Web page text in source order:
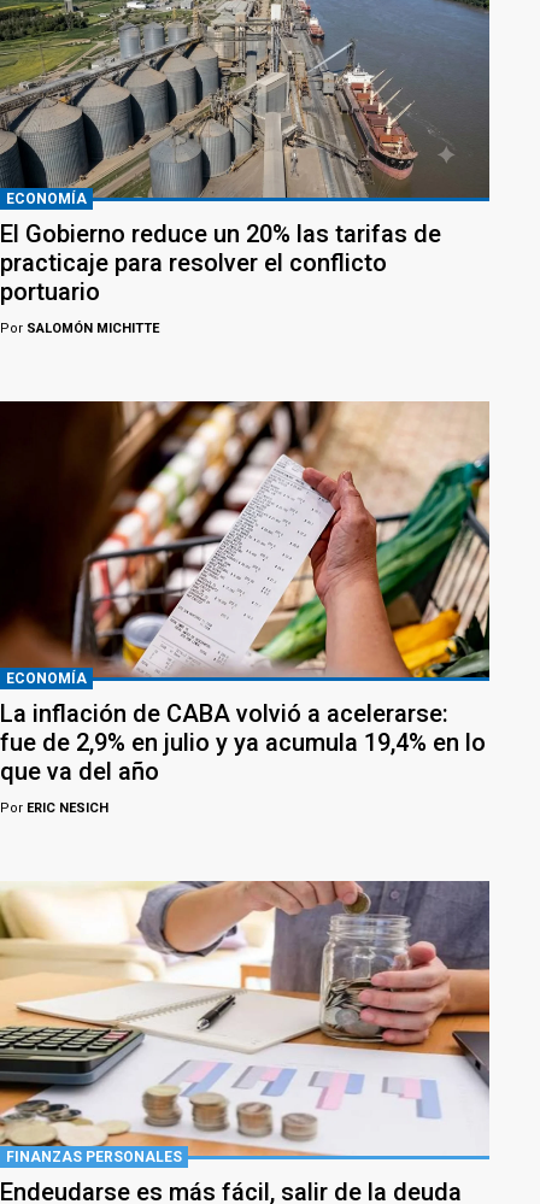
ECONOMÍA
El Gobierno reduce un 20% las tarifas de
practicaje para resolver el conflicto
portuario
Por SALOMÓN MICHITTE
ECONOMÍA
La inflación de CABA volvió a acelerarse:
fue de 2,9% en julio y ya acumula 19,4% en lo
que va del año
Por ERIC NESICH
FINANZAS PERSONALES
Endeudarse es más fácil, salir de la deuda